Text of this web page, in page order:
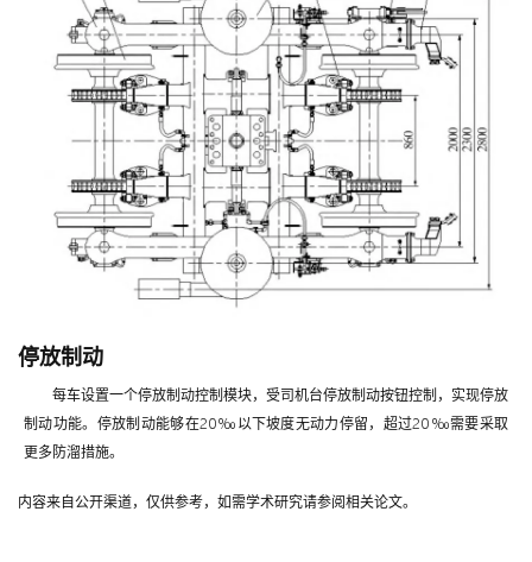
停放制动
每车设置一个停放制动控制模块，受司机台停放制动按钮控制，实现停放
制动功能。停放制动能够在20‰以下坡度无动力停留，超过20‰需要采取
更多防溜措施。
内容来自公开渠道，仅供参考，如需学术研究请参阅相关论文。